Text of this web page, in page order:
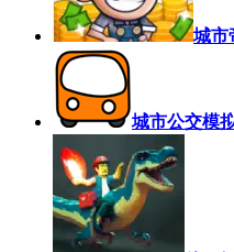
城市
城市公交模